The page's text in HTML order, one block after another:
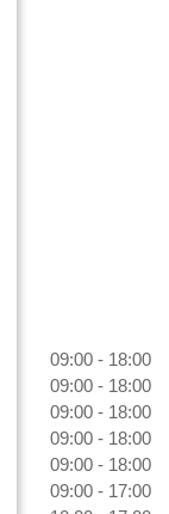
09:00 - 18:00
09:00 - 18:00
09:00 - 18:00
09:00 - 18:00
09:00 - 18:00
09:00 - 17:00